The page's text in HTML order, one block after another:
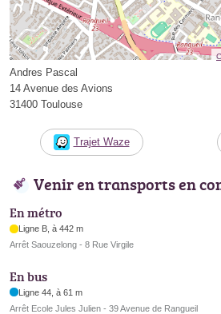
Andres Pascal
14 Avenue des Avions
31400 Toulouse
Trajet Waze
Venir en transports en
En métro
Ligne B, à 442 m
Arrêt Saouzelong - 8 Rue Virgile
En bus
Ligne 44, à 61 m
Arrêt Ecole Jules Julien - 39 Avenue de Rangueil